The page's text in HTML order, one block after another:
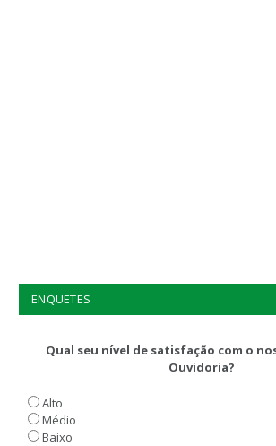
ENQUETES
Qual seu nível de satisfação com o
Ouvidoria?
Alto
Médio
Baixo